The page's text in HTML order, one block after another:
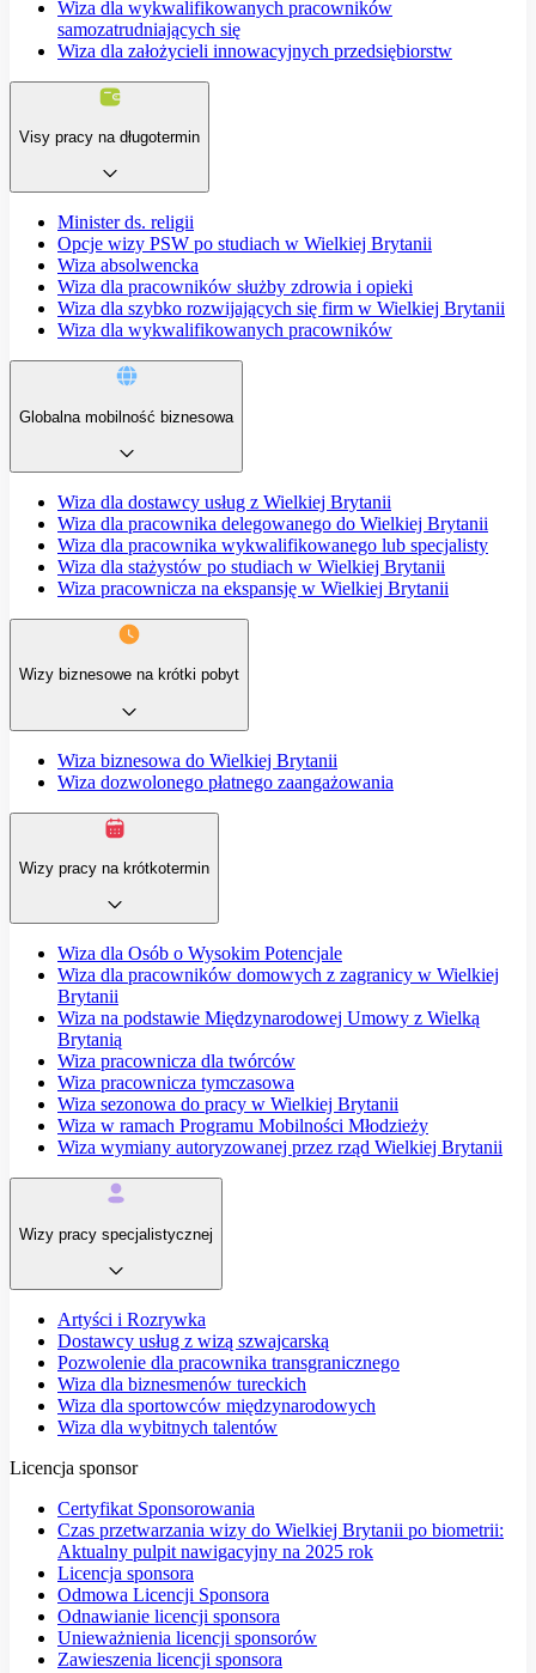
Wiza dla wykwalifikowanych pracowników
samozatrudniających się
Wiza dla założycieli innowacyjnych przedsiębiorstw
Visy pracy na długotermin
Minister ds. religii
Opcje wizy PSW po studiach w Wielkiej Brytanii
Wiza absolwencka
Wiza dla pracowników służby zdrowia i opieki
Wiza dla szybko rozwijających się firm w Wielkiej Brytanii
Wiza dla wykwalifikowanych pracowników
Globalna mobilność biznesowa
Wiza dla dostawcy usług z Wielkiej Brytanii
Wiza dla pracownika delegowanego do Wielkiej Brytanii
Wiza dla pracownika wykwalifikowanego lub specjalisty
Wiza dla stażystów po studiach w Wielkiej Brytanii
Wiza pracownicza na ekspansję w Wielkiej Brytanii
Wizy biznesowe na krótki pobyt
Wiza biznesowa do Wielkiej Brytanii
Wiza dozwolonego płatnego zaangażowania
Wizy pracy na krótkotermin
Wiza dla Osób o Wysokim Potencjale
Wiza dla pracowników domowych z zagranicy w Wielkiej
Brytanii
Wiza na podstawie Międzynarodowej Umowy z Wielką
Brytanią
Wiza pracownicza dla twórców
Wiza pracownicza tymczasowa
Wiza sezonowa do pracy w Wielkiej Brytanii
Wiza w ramach Programu Mobilności Młodzieży
Wiza wymiany autoryzowanej przez rząd Wielkiej Brytanii
Wizy pracy specjalistycznej
Artyści i Rozrywka
Dostawcy usług z wizą szwajcarską
Pozwolenie dla pracownika transgranicznego
Wiza dla biznesmenów tureckich
Wiza dla sportowców międzynarodowych
Wiza dla wybitnych talentów
Licencja sponsor
Certyfikat Sponsorowania
Czas przetwarzania wizy do Wielkiej Brytanii po biometrii:
Aktualny pulpit nawigacyjny na 2025 rok
Licencja sponsora
Odmowa Licencji Sponsora
Odnawianie licencji sponsora
Unieważnienia licencji sponsorów
Zawieszenia licencji sponsora